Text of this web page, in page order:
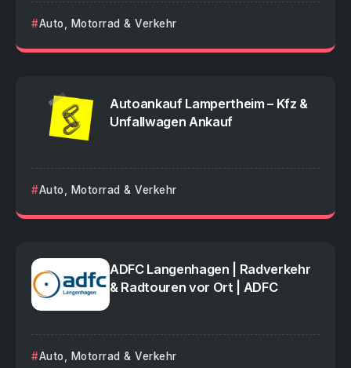
Auto, Motorrad & Verkehr
Autoankauf Lampertheim – Kfz &
Unfallwagen Ankauf
Auto, Motorrad & Verkehr
ADFC Langenhagen | Radverkehr
& Radtouren vor Ort | ADFC
Auto, Motorrad & Verkehr